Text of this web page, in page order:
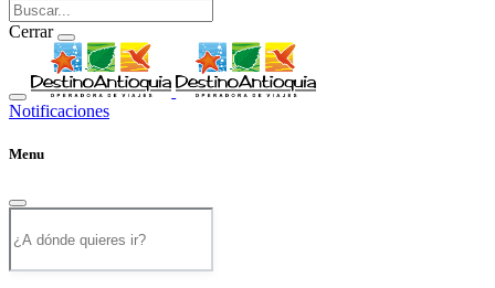
Cerrar
Notificaciones
Menu